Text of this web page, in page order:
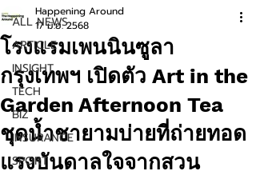
ALL NEWS
ARTICLE
INSIGHT
TECH
BIZ
INSURANCE
SPORT
โรงแรมเพนนินซูลา
กรุงเทพฯ เปิดตัว Art in the
Garden Afternoon Tea
ชุดน้ำชายามบ่ายที่ถ่ายทอด
แรงบันดาลใจจากสวน
Happening Around
17 มิ.ย. 2568